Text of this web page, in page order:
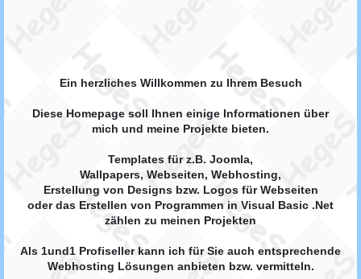
Ein herzliches Willkommen zu Ihrem Besuch
Diese Homepage soll Ihnen einige Informationen über
mich und meine Projekte bieten.
Templates für z.B. Joomla,
Wallpapers, Webseiten, Webhosting,
Erstellung von Designs bzw. Logos für Webseiten
oder das Erstellen von Programmen in Visual Basic .Net
zählen zu meinen Projekten
Als 1und1 Profiseller kann ich für Sie auch entsprechende
Webhosting Lösungen anbieten bzw. vermitteln.